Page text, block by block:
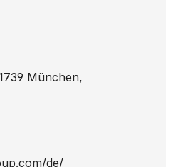
München,
de/